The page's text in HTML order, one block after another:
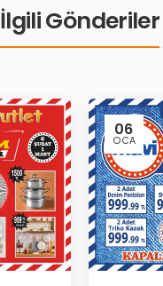
İlgili Gönderiler
06
OCA